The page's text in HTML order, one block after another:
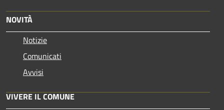
NOVITÀ
Notizie
Comunicati
Avvisi
VIVERE IL COMUNE